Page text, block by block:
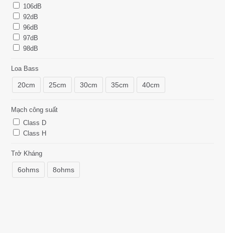
106dB
92dB
96dB
97dB
98dB
Loa Bass
20cm 25cm 30cm 35cm 40cm
Mạch công suất
Class D
Class H
Trở Kháng
6ohms 8ohms